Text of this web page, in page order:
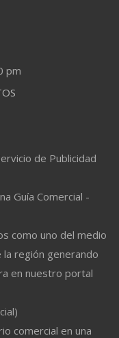
pm
de Publicidad
Guía Comercial -
como uno del medio
región generando
en nuestro portal
comercial en una